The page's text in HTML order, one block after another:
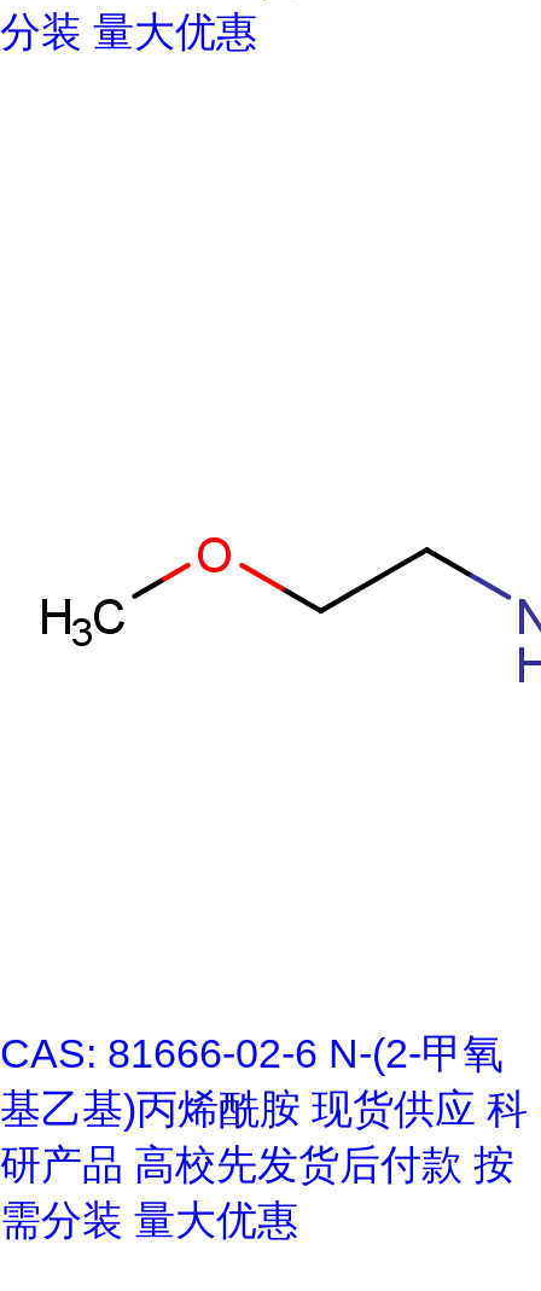
分装 量大优惠
CAS: 81666-02-6 N-(2-甲氧
基乙基)丙烯酰胺 现货供应 科
研产品 高校先发货后付款 按
需分装 量大优惠